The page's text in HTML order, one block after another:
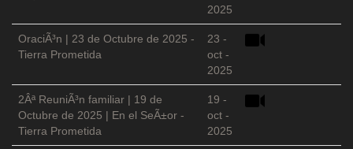
2025
OraciÃ³n | 23 de Octubre de 2025 -
Tierra Prometida
23 -
oct -
2025
2Âª ReuniÃ³n familiar | 19 de
Octubre de 2025 | En el SeÃ±or -
Tierra Prometida
19 -
oct -
2025